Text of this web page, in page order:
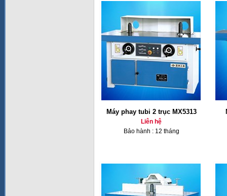
Máy phay tubi 2 trục MX5313
Liên hệ
Bảo hành : 12 tháng